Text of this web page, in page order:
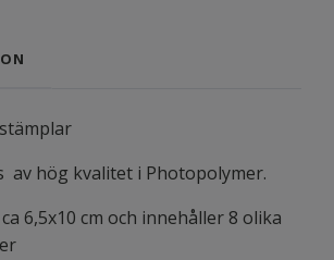
av hög kvalitet i Photopolymer.
6,5x10 cm och innehåller 8 olika